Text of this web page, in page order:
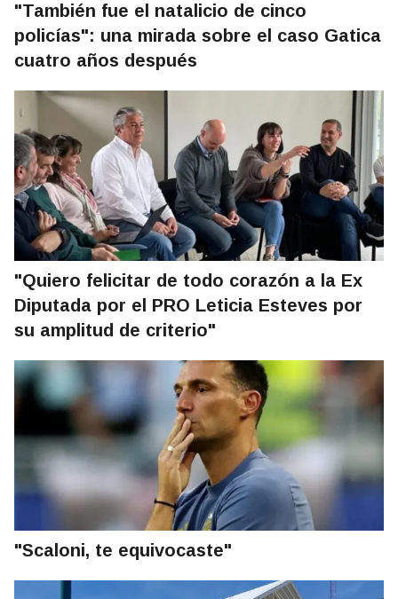
"También fue el natalicio de cinco
policías": una mirada sobre el caso Gatica
cuatro años después
"Quiero felicitar de todo corazón a la Ex
Diputada por el PRO Leticia Esteves por
su amplitud de criterio"
"Scaloni, te equivocaste"